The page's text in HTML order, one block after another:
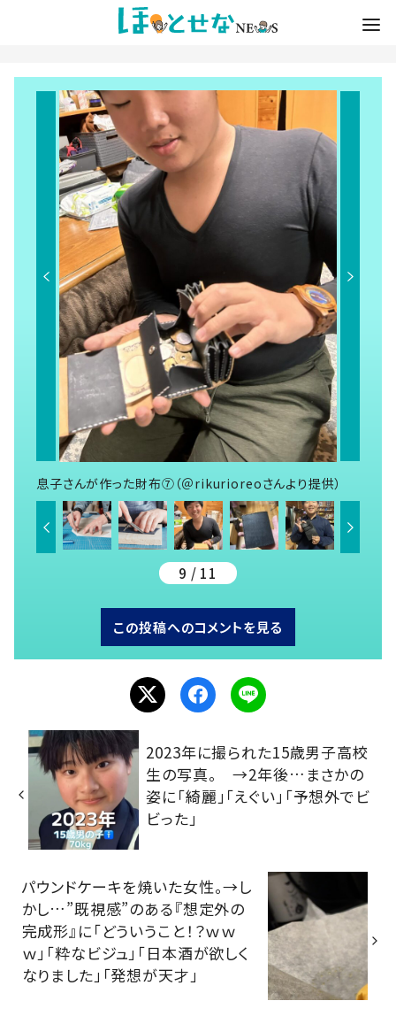
息子さんが作った財布⑦（＠rikurioreoさんより提供）
9 / 11
この投稿へのコメントを見る
2023年に撮られた15歳男子高校
生の写真。 →2年後…まさかの
姿に「綺麗」「えぐい」「予想外でビ
ビった」
パウンドケーキを焼いた女性。→し
かし…”既視感”のある『想定外の
完成形』に「どういうこと！？ｗｗ
ｗ」「粋なビジュ」「日本酒が欲しく
なりました」「発想が天才」